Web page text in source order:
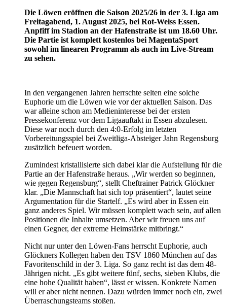
Die Löwen eröffnen die Saison 2025/26 in der 3. Liga am
Freitagabend, 1. August 2025, bei Rot-Weiss Essen.
Anpfiff im Stadion an der Hafenstraße ist um 18.60 Uhr.
Die Partie ist komplett kostenlos bei MagentaSport
sowohl im linearen Programm als auch im Live-Stream
zu sehen.
In den vergangenen Jahren herrschte selten eine solche
Euphorie um die Löwen wie vor der aktuellen Saison. Das
war alleine schon am Medieninteresse bei der ersten
Pressekonferenz vor dem Ligaauftakt in Essen abzulesen.
Diese war noch durch den 4:0-Erfolg im letzten
Vorbereitungsspiel bei Zweitliga-Absteiger Jahn Regensburg
zusätzlich befeuert worden.
Zumindest kristallisierte sich dabei klar die Aufstellung für die
Partie an der Hafenstraße heraus. „Wir werden so beginnen,
wie gegen Regensburg“, stellt Cheftrainer Patrick Glöckner
klar. „Die Mannschaft hat sich top präsentiert“, lautet seine
Argumentation für die Startelf. „Es wird aber in Essen ein
ganz anderes Spiel. Wir müssen komplett wach sein, auf allen
Positionen die Inhalte umsetzen. Aber wir freuen uns auf
einen Gegner, der extreme Heimstärke mitbringt.“
Nicht nur unter den Löwen-Fans herrscht Euphorie, auch
Glöckners Kollegen haben den TSV 1860 München auf das
Favoritenschild in der 3. Liga. So ganz recht ist das dem 48-
Jährigen nicht. „Es gibt weitere fünf, sechs, sieben Klubs, die
eine hohe Qualität haben“, lässt er wissen. Konkrete Namen
will er aber nicht nennen. Dazu würden immer noch ein, zwei
Überraschungsteams stoßen.